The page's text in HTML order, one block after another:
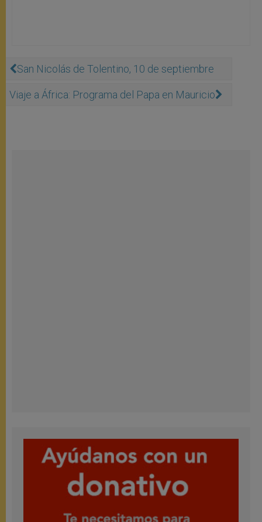
San Nicolás de Tolentino, 10 de septiembre
Viaje a África: Programa del Papa en Mauricio